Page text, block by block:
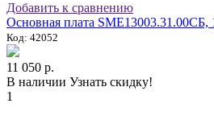
Добавить к сравнению
Основная плата SME13003.31.00СБ,
Код: 42052
11 050 р.
В наличии Узнать скидку!
1